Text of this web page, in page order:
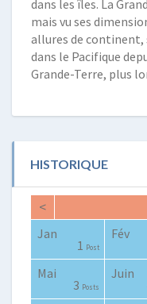
dans les îles. La
mais vu ses
allures de continent,
dans le Pacifique
Grande-Terre, plus
HISTORIQUE
<
Jan
1 Post
Fév
Mai
3 Posts
Juin